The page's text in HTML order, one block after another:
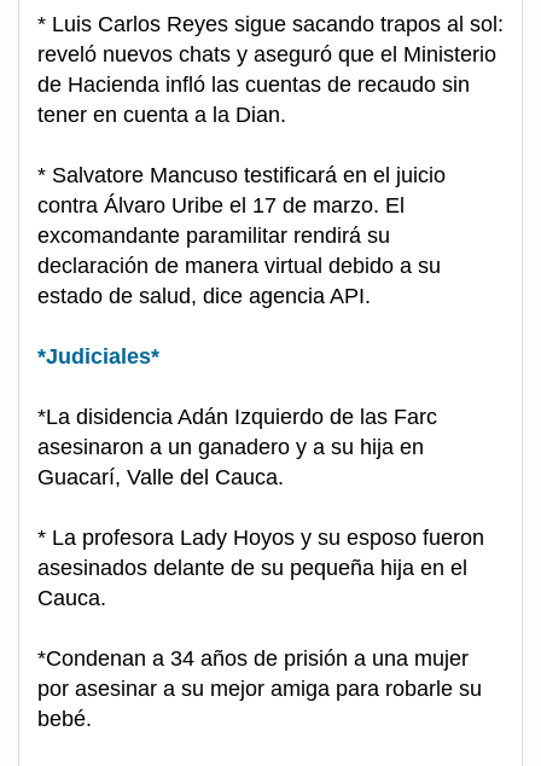
* Luis Carlos Reyes sigue sacando trapos al sol:
reveló nuevos chats y aseguró que el Ministerio
de Hacienda infló las cuentas de recaudo sin
tener en cuenta a la Dian.
* Salvatore Mancuso testificará en el juicio
contra Álvaro Uribe el 17 de marzo. El
excomandante paramilitar rendirá su
declaración de manera virtual debido a su
estado de salud, dice agencia API.
*Judiciales*
*La disidencia Adán Izquierdo de las Farc
asesinaron a un ganadero y a su hija en
Guacarí, Valle del Cauca.
* La profesora Lady Hoyos y su esposo fueron
asesinados delante de su pequeña hija en el
Cauca.
*Condenan a 34 años de prisión a una mujer
por asesinar a su mejor amiga para robarle su
bebé.